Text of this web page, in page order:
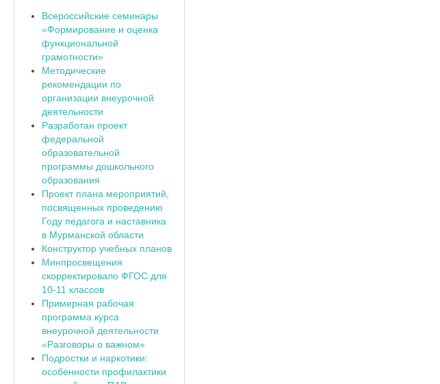
Всероссийские семинары
«Формирование и оценка
функциональной
грамотности»
Методические
рекомендации по
организации внеурочной
деятельности
Разработан проект
федеральной
образовательной
программы дошкольного
образования
Проект плана мероприятий,
посвященных проведению
Году педагога и наставника
в Мурманской области
Конструктор учебных планов
Минпросвещения
скорректировало ФГОС для
10-11 классов
Примерная рабочая
программа курса
внеурочной деятельности
«Разговоры о важном»
Подростки и наркотики:
особенности профилактики